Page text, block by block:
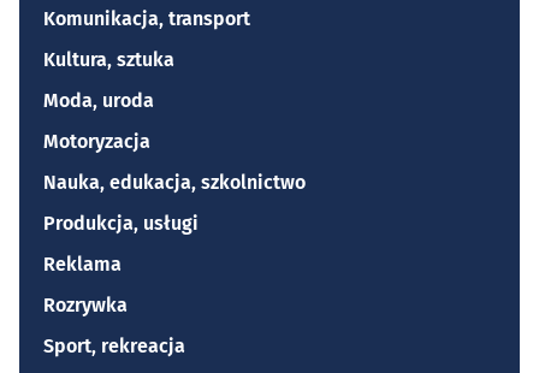
Komunikacja, transport
Kultura, sztuka
Moda, uroda
Motoryzacja
Nauka, edukacja, szkolnictwo
Produkcja, usługi
Reklama
Rozrywka
Sport, rekreacja